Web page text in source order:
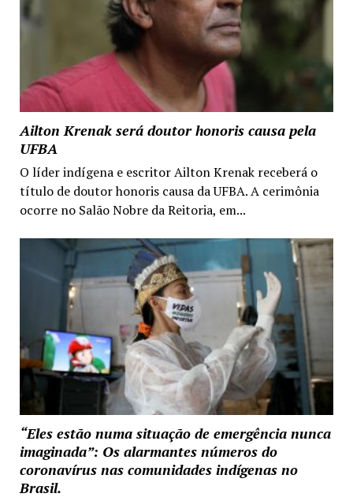
Ailton Krenak será doutor honoris causa pela
UFBA
O líder indígena e escritor Ailton Krenak receberá o
título de doutor honoris causa da UFBA. A cerimônia
ocorre no Salão Nobre da Reitoria, em...
“Eles estão numa situação de emergência nunca
imaginada”: Os alarmantes números do
coronavírus nas comunidades indígenas no
Brasil.